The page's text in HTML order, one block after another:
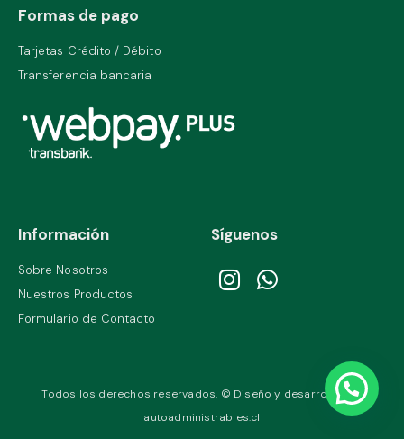
Formas de pago
Tarjetas Crédito / Débito
Transferencia bancaria
Información
Sobre Nosotros
Nuestros Productos
Formulario de Contacto
Síguenos
Todos los derechos reservados. © Diseño y desarrollo por
autoadministrables.cl